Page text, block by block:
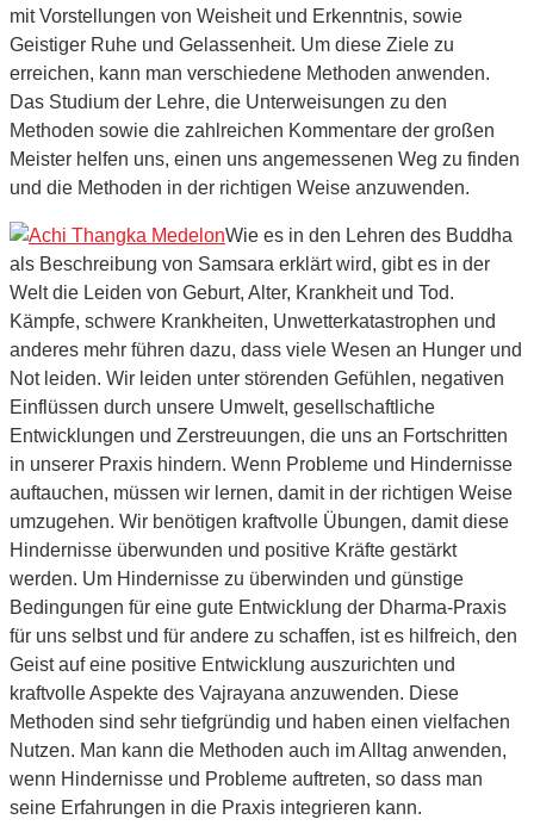
mit Vorstellungen von Weisheit und Erkenntnis, sowie
Geistiger Ruhe und Gelassenheit. Um diese Ziele zu
erreichen, kann man verschiedene Methoden anwenden.
Das Studium der Lehre, die Unterweisungen zu den
Methoden sowie die zahlreichen Kommentare der großen
Meister helfen uns, einen uns angemessenen Weg zu finden
und die Methoden in der richtigen Weise anzuwenden.
Wie es in den Lehren des Buddha
als Beschreibung von Samsara erklärt wird, gibt es in der
Welt die Leiden von Geburt, Alter, Krankheit und Tod.
Kämpfe, schwere Krankheiten, Unwetterkatastrophen und
anderes mehr führen dazu, dass viele Wesen an Hunger und
Not leiden. Wir leiden unter störenden Gefühlen, negativen
Einflüssen durch unsere Umwelt, gesellschaftliche
Entwicklungen und Zerstreuungen, die uns an Fortschritten
in unserer Praxis hindern. Wenn Probleme und Hindernisse
auftauchen, müssen wir lernen, damit in der richtigen Weise
umzugehen. Wir benötigen kraftvolle Übungen, damit diese
Hindernisse überwunden und positive Kräfte gestärkt
werden. Um Hindernisse zu überwinden und günstige
Bedingungen für eine gute Entwicklung der Dharma-Praxis
für uns selbst und für andere zu schaffen, ist es hilfreich, den
Geist auf eine positive Entwicklung auszurichten und
kraftvolle Aspekte des Vajra­yana anzuwenden. Diese
Methoden sind sehr tiefgründig und haben einen vielfachen
Nutzen. Man kann die Methoden auch im Alltag anwenden,
wenn Hindernisse und Probleme auftreten, so dass man
seine Erfahrungen in die Praxis integrieren kann.